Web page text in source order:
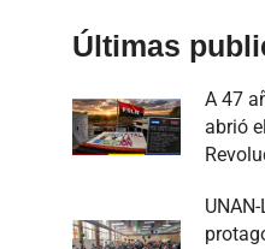
Últimas
A 47
abrió